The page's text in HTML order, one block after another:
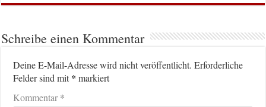
Schreibe einen Kommentar
Deine E-Mail-Adresse wird nicht veröffentlicht. Erforderliche
Felder sind mit* markiert
Kommentar*